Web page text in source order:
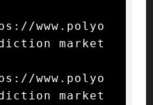
www.polyo
market
www.polyo
market